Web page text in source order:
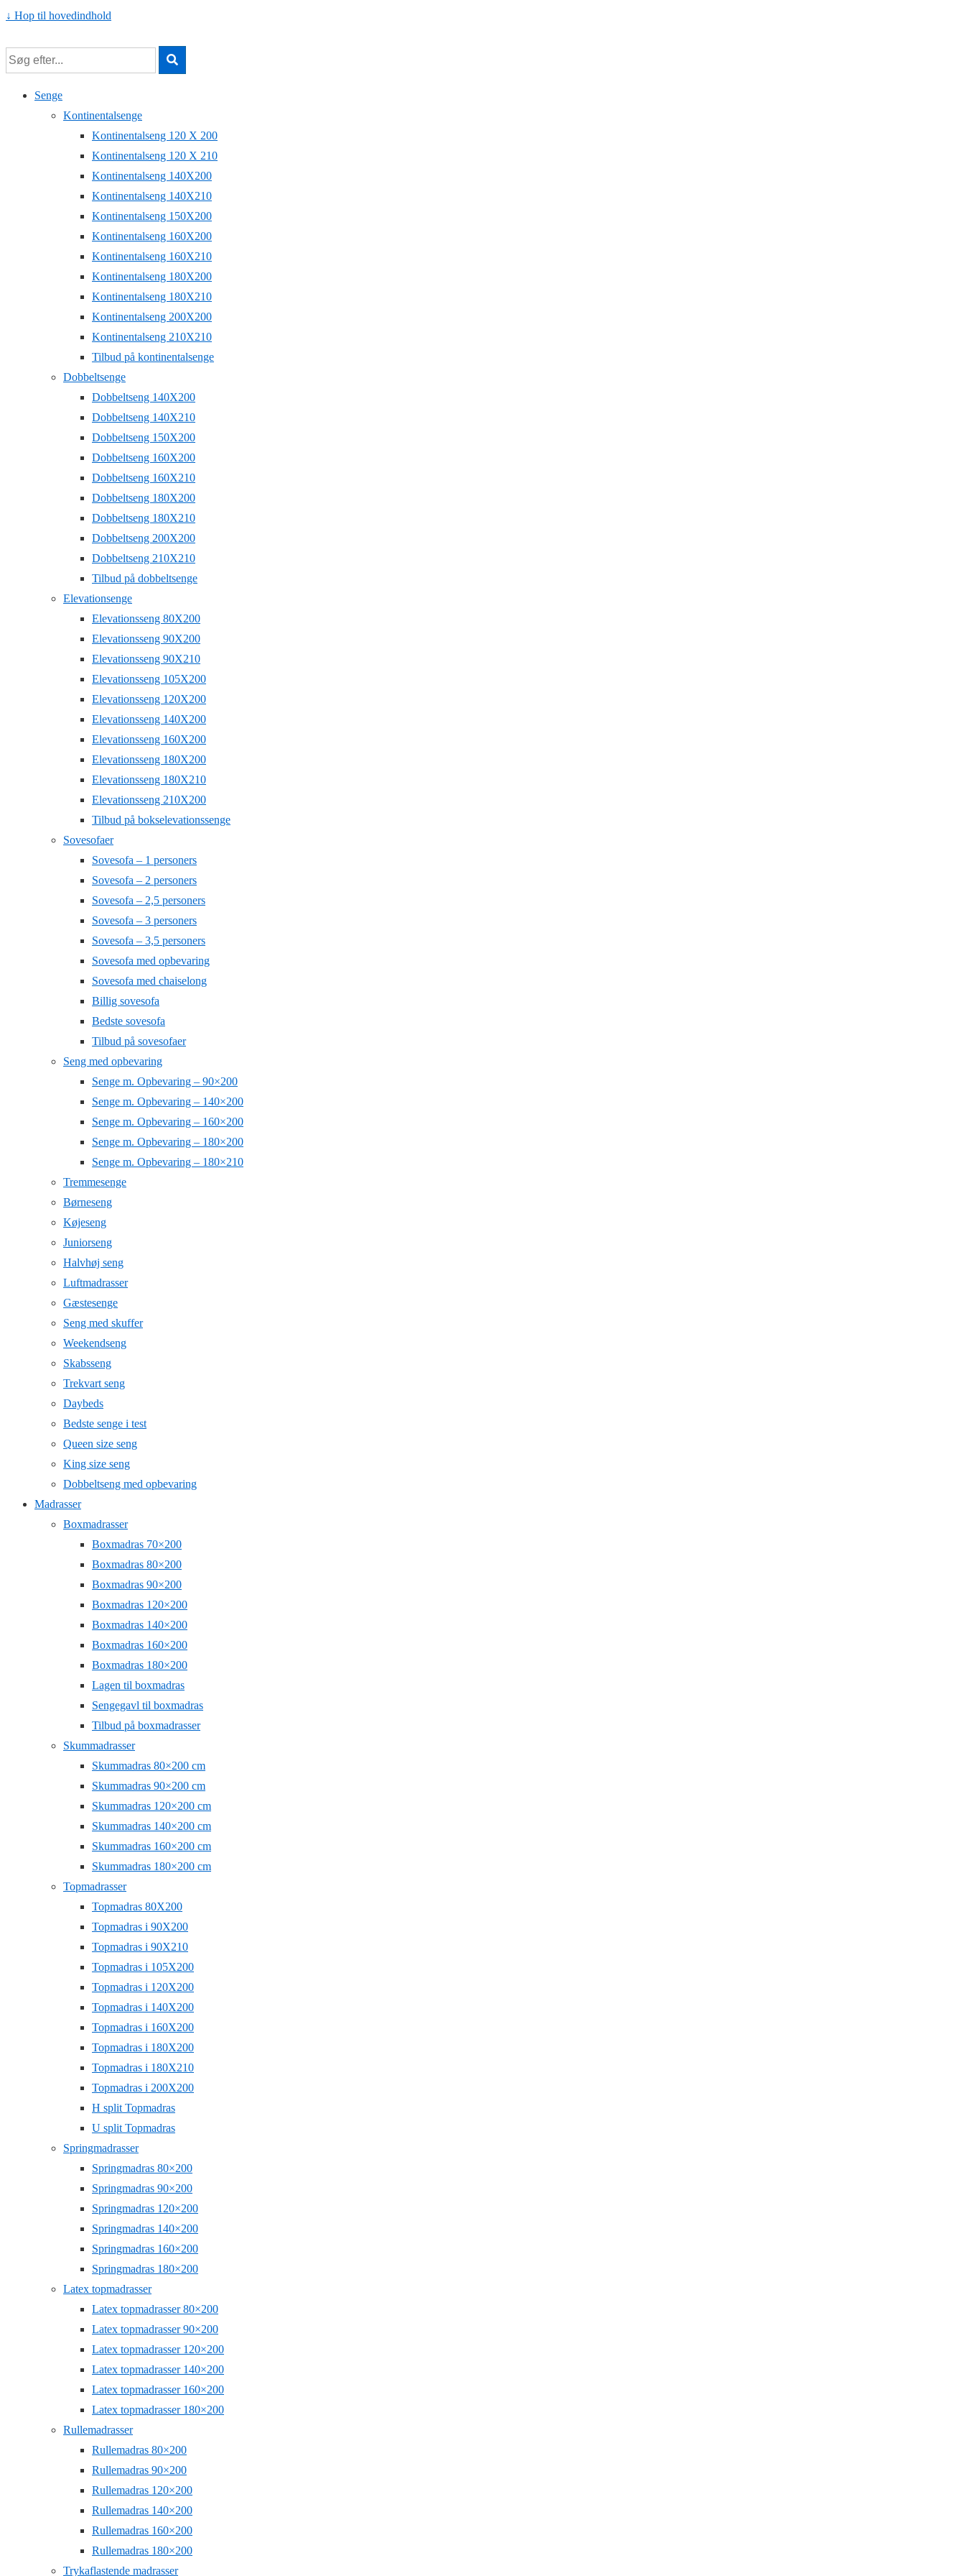
↓ Hop til hovedindhold
Senge
Kontinentalsenge
Kontinentalseng 120 X 200
Kontinentalseng 120 X 210
Kontinentalseng 140X200
Kontinentalseng 140X210
Kontinentalseng 150X200
Kontinentalseng 160X200
Kontinentalseng 160X210
Kontinentalseng 180X200
Kontinentalseng 180X210
Kontinentalseng 200X200
Kontinentalseng 210X210
Tilbud på kontinentalsenge
Dobbeltsenge
Dobbeltseng 140X200
Dobbeltseng 140X210
Dobbeltseng 150X200
Dobbeltseng 160X200
Dobbeltseng 160X210
Dobbeltseng 180X200
Dobbeltseng 180X210
Dobbeltseng 200X200
Dobbeltseng 210X210
Tilbud på dobbeltsenge
Elevationsenge
Elevationsseng 80X200
Elevationsseng 90X200
Elevationsseng 90X210
Elevationsseng 105X200
Elevationsseng 120X200
Elevationsseng 140X200
Elevationsseng 160X200
Elevationsseng 180X200
Elevationsseng 180X210
Elevationsseng 210X200
Tilbud på bokselevationssenge
Sovesofaer
Sovesofa – 1 personers
Sovesofa – 2 personers
Sovesofa – 2,5 personers
Sovesofa – 3 personers
Sovesofa – 3,5 personers
Sovesofa med opbevaring
Sovesofa med chaiselong
Billig sovesofa
Bedste sovesofa
Tilbud på sovesofaer
Seng med opbevaring
Senge m. Opbevaring – 90×200
Senge m. Opbevaring – 140×200
Senge m. Opbevaring – 160×200
Senge m. Opbevaring – 180×200
Senge m. Opbevaring – 180×210
Tremmesenge
Børneseng
Køjeseng
Juniorseng
Halvhøj seng
Luftmadrasser
Gæstesenge
Seng med skuffer
Weekendseng
Skabsseng
Trekvart seng
Daybeds
Bedste senge i test
Queen size seng
King size seng
Dobbeltseng med opbevaring
Madrasser
Boxmadrasser
Boxmadras 70×200
Boxmadras 80×200
Boxmadras 90×200
Boxmadras 120×200
Boxmadras 140×200
Boxmadras 160×200
Boxmadras 180×200
Lagen til boxmadras
Sengegavl til boxmadras
Tilbud på boxmadrasser
Skummadrasser
Skummadras 80×200 cm
Skummadras 90×200 cm
Skummadras 120×200 cm
Skummadras 140×200 cm
Skummadras 160×200 cm
Skummadras 180×200 cm
Topmadrasser
Topmadras 80X200
Topmadras i 90X200
Topmadras i 90X210
Topmadras i 105X200
Topmadras i 120X200
Topmadras i 140X200
Topmadras i 160X200
Topmadras i 180X200
Topmadras i 180X210
Topmadras i 200X200
H split Topmadras
U split Topmadras
Springmadrasser
Springmadras 80×200
Springmadras 90×200
Springmadras 120×200
Springmadras 140×200
Springmadras 160×200
Springmadras 180×200
Latex topmadrasser
Latex topmadrasser 80×200
Latex topmadrasser 90×200
Latex topmadrasser 120×200
Latex topmadrasser 140×200
Latex topmadrasser 160×200
Latex topmadrasser 180×200
Rullemadrasser
Rullemadras 80×200
Rullemadras 90×200
Rullemadras 120×200
Rullemadras 140×200
Rullemadras 160×200
Rullemadras 180×200
Trykaflastende madrasser